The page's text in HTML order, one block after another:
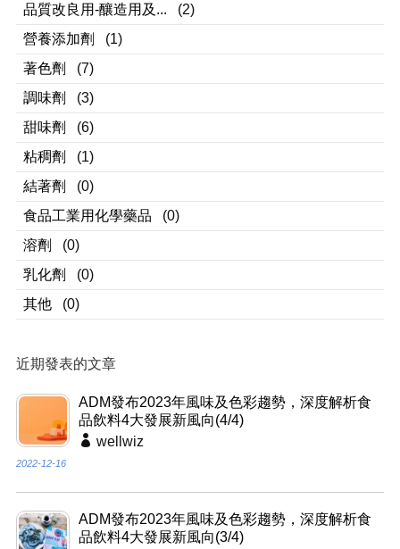
品質改良用-釀造用及...
(2)
營養添加劑
(1)
著色劑
(7)
調味劑
(3)
甜味劑
(6)
粘稠劑
(1)
結著劑
(0)
食品工業用化學藥品
(0)
溶劑
(0)
乳化劑
(0)
其他
(0)
近期發表的文章
ADM發布2023年風味及色彩趨勢，深度解析食
品飲料4大發展新風向(4/4)
wellwiz
2022-12-16
ADM發布2023年風味及色彩趨勢，深度解析食
品飲料4大發展新風向(3/4)